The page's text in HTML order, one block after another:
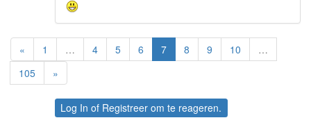
« 1 … 4 5 6 7 8 9 10
…
105
»
Log In of Registreer om te reageren.